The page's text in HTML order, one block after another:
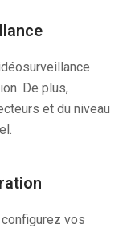
De plus,
et du niveau
vos